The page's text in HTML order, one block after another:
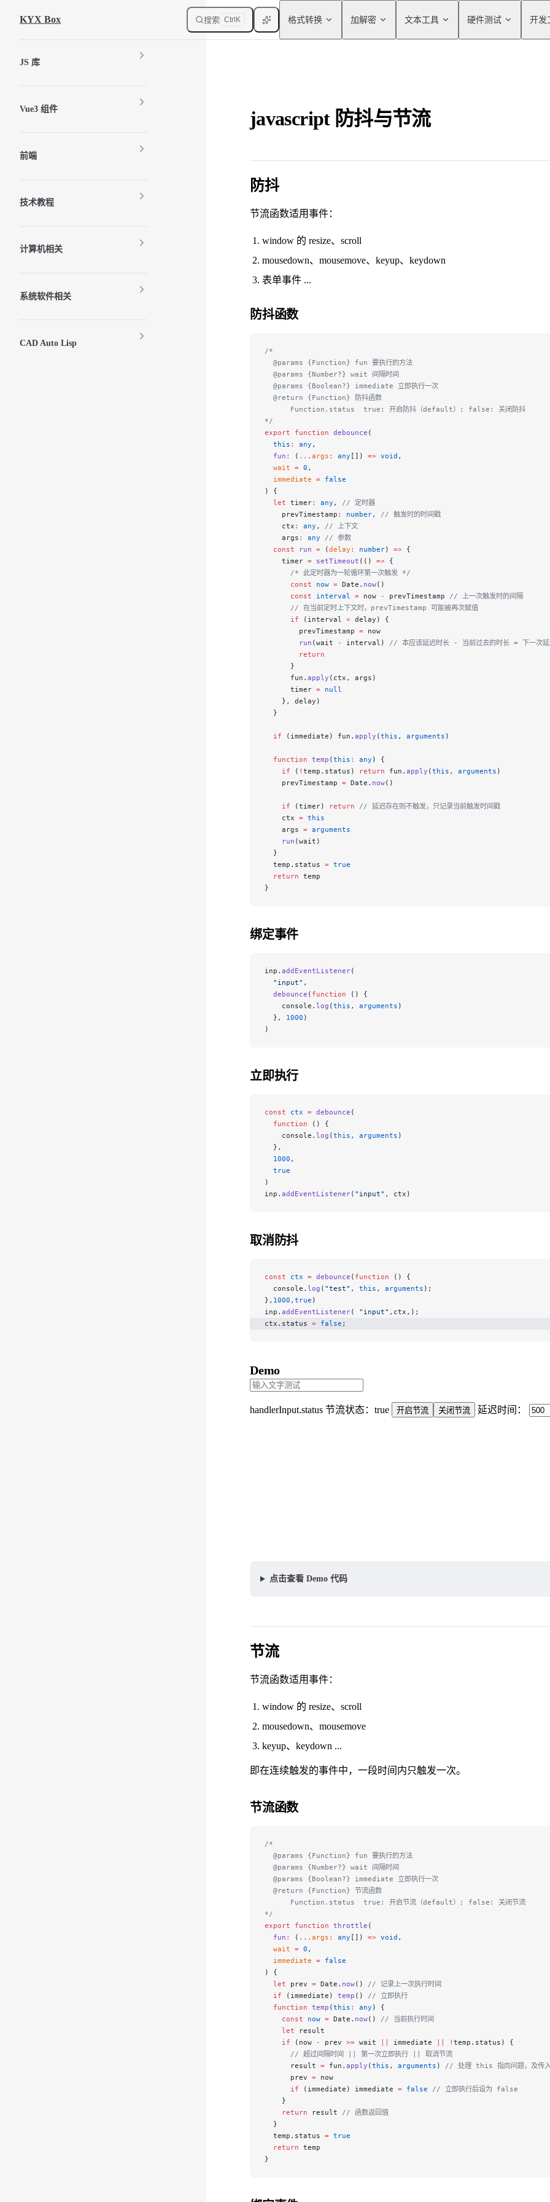
Skip to content
KYX Box 搜索 Ctrl K
Main Navigation
格式转换 加解密 文本工具 硬件测试 开发
JS 库
Vue3 组件
前端
技术教程
计算机相关
系统软件相关
CAD Auto Lisp
javascript 防抖与节流
防抖
节流函数适用事件：
window 的 resize、scroll
mousedown、mousemove、keyup、keydown
表单事件 ...
防抖函数
/*
  @params {Function} fun 要执行的方法
  @params {Number?} wait 间隔时间
  @params {Boolean?} immediate 立即执行一次
  @return {Function} 防抖函数
      Function.status  true: 开启防抖（default）; false: 关闭防抖
*/
export function debounce (
  this
: any ,
  fun
: ( ... args : any []) => void ,
  wait
= 0 ,
  immediate
= false
) {
  let
timer: any , // 定时器
    prevTimestamp
: number, // 触发时的时间戳
    ctx
: any , // 上下文
    args
: any // 参数
  const
run = (delay : number) => {
    timer
= setTimeout (() => {
      /* 此定时器为一轮循环第一次触发 */
      const
now = Date. now()
      const
interval = now - prevTimestamp // 上一次触发时的间隔
      // 在当前定时上下文时，prevTimestamp 可能被再次赋值
      if
(interval < delay) {
        prevTimestamp
= now
        run
(wait - interval) // 本应该延迟时长 - 当前过去的时长 = 下一次延
        return
      }
      fun.
apply (ctx, args)
      timer
= null
    }, delay)
  }
  if
(immediate) fun. apply (this , arguments )
  function
temp (this : any ) {
    if
( ! temp.status) return fun. apply (this , arguments )
    prevTimestamp
= Date. now()
    if
(timer) return // 延迟存在则不触发，只记录当前触发时间戳
    ctx
= this
    args
= arguments
    run
(wait)
  }
  temp.status
= true
  return
temp
}
绑定事件
inp. addEventListener(
  "input"
,
  debounce
( function () {
    console.
log (this , arguments )
  },
1000 )
)
立即执行
const ctx = debounce (
  function
() {
    console.
log (this , arguments )
  },
  1000
,
  true
)
inp. addEventListener( "input" , ctx)
取消防抖
const ctx = debounce ( function () {
  console.
log ( "test" , this , arguments );
}, 1000 , true )
inp. addEventListener( "input" ,ctx,);
ctx.status = false ;
Demo
handlerInput.status 节流状态：true 开启节流 关闭节流 延迟时间：
点击查看 Demo 代码
节流
节流函数适用事件：
window 的 resize、scroll
mousedown、mousemove
keyup、keydown ...
即在连续触发的事件中，一段时间内只触发一次。
节流函数
/*
  @params {Function} fun 要执行的方法
  @params {Number?} wait 间隔时间
  @params {Boolean?} immediate 立即执行一次
  @return {Function} 节流函数
      Function.status  true: 开启节流（default）; false: 关闭节流
*/
export function throttle (
  fun
: ( ... args : any []) => void ,
  wait
= 0 ,
  immediate
= false
) {
  let
prev = Date. now() // 记录上一次执行时间
  if
(immediate) temp () // 立即执行
  function
temp (this : any ) {
    const
now = Date. now() // 当前执行时间
    let
result
    if
(now - prev >= wait immediate ! temp.status) {
      // 超过间隔时间 || 第一次立即执行 || 取消节流
      result
= fun. apply (this , arguments ) // 处理 this 指向问题，及传入
      prev
= now
      if
(immediate) immediate = false // 立即执行后设为 false
    }
    return
result // 函数返回值
  }
  temp.status
= true
  return
temp
}